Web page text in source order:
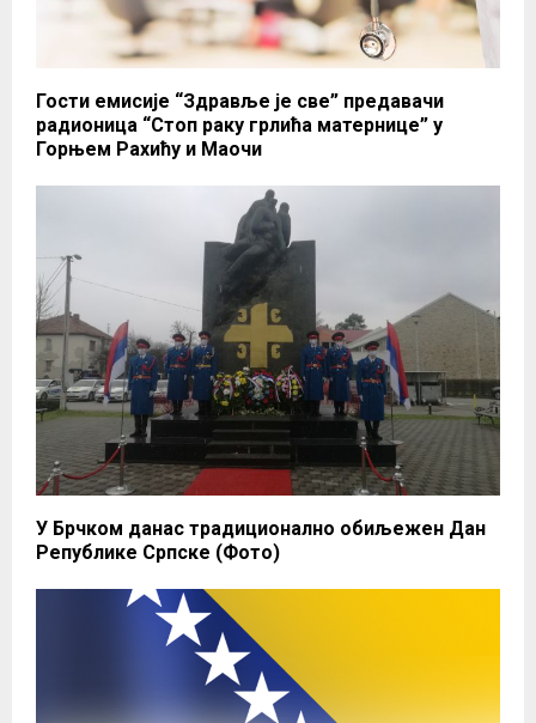
Гости емисије “Здравље је све” предавачи
радионица “Стоп раку грлића матернице” у
Горњем Рахићу и Маочи
У Брчком данас традиционално обиљежен Дан
Републике Српске (Фото)